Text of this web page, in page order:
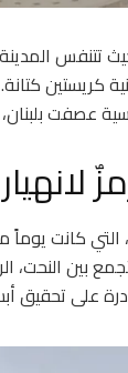
تتنفس
عصفت
كانت يوماً
بين النحت،
على